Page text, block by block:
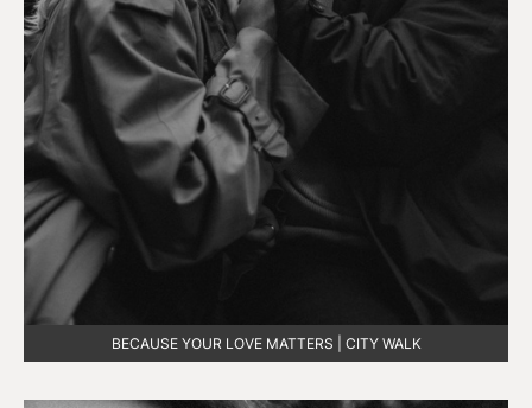
BECAUSE YOUR LOVE MATTERS | CITY WALK